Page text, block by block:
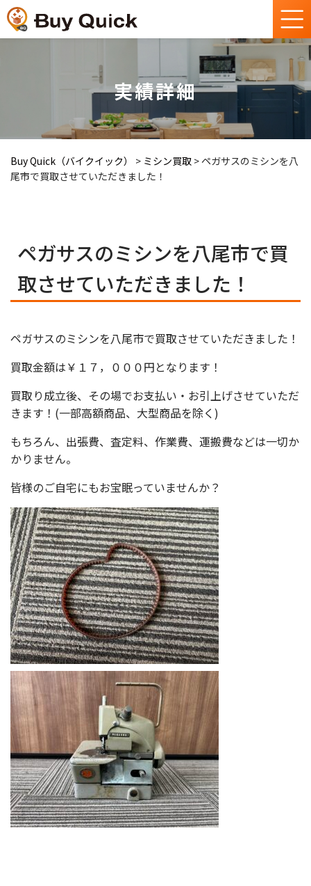
実績詳細
Buy Quick（バイクイック） > ミシン買取 > ペガサスのミシンを八
尾市で買取させていただきました！
ペガサスのミシンを八尾市で買
取させていただきました！
ペガサスのミシンを八尾市で買取させていただきました！
買取金額は￥１７，０００円となります！
買取り成立後、その場でお支払い・お引上げさせていただ
きます！(一部高額商品、大型商品を除く)
もちろん、出張費、査定料、作業費、運搬費などは一切か
かりません。
皆様のご自宅にもお宝眠っていませんか？